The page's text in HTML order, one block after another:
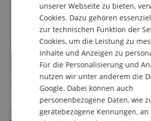
McGrey BK-4910VT Keyboard Lila
49 Standardtasten - ideal für
16 Sounds und 10 Rhythmen für
6 Demo-Songs zur Inspiration und
Inklusive Mikrofon und
Kopfhöreranschluss für ungestörtes
Mit Netzteil und leichtem,
mehr anzeigen
statt einzeln65,55€
unserer Webseite zu bieten,
Cookies. Dazu gehören
zur technischen Funktion der
Cookies, um die Leistung zu
Inhalte und Anzeigen zu
Für die Personalisierung und
nutzen wir unter anderem die
Google. Dabei können auch
personenbezogene Daten, wie
gerätebezogene Kennungen, an